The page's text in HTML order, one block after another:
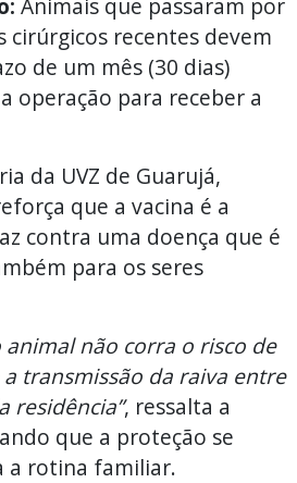
Animais que passaram por
cirúrgicos recentes devem
de um mês (30 dias)
operação para receber a
da UVZ de Guarujá,
que a vacina é a
contra uma doença que é
para os seres
animal não corra o risco de
transmissão da raiva entre
residência”, ressalta a
que a proteção se
a rotina familiar.